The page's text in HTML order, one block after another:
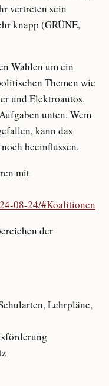
vertreten sein
knapp (GRÜNE,
Wahlen um ein
Themen wie
und Elektroautos.
unten. Wem
kann das
beeinflussen.
mit
08-24/#Koalitionen
der
Lehrpläne,